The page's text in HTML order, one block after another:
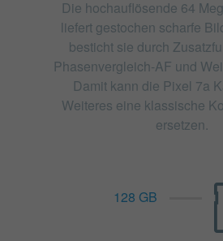
Die hochauflösende 64
liefert gestochen scharfe
besticht sie durch
Phasenvergleich-AF und
Damit kann die Pixel 7a
Weiteres eine klassische
ersetzen.
128 GB